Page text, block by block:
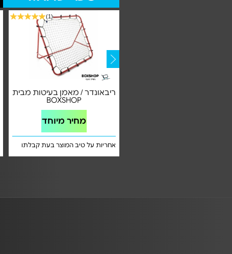
(1)
ריבאונדר / מאמן בעיטות מבית
BOXSHOP
מחיר מיוחד
אחריות על טיב המוצר בעת קבלתו